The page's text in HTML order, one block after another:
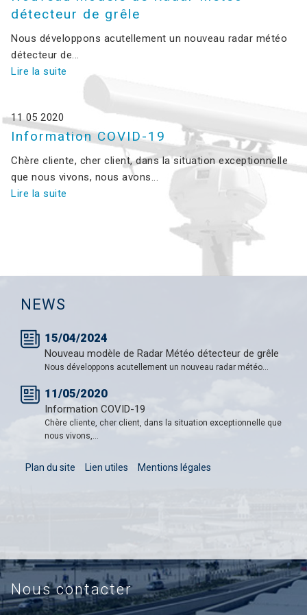
détecteur de grêle
Nous développons acutellement un nouveau radar météo
détecteur de...
Lire la suite
11 05 2020
Information COVID-19
Chère cliente, cher client, dans la situation exceptionnelle
que nous vivons, nous avons...
Lire la suite
Nous contacter
NEWS
15/04/2024
Nouveau modèle de Radar Météo détecteur de grêle
Nous développons acutellement un nouveau radar météo...
11/05/2020
Information COVID-19
Chère cliente, cher client, dans la situation exceptionnelle que
nous vivons,...
Plan du site Lien utiles Mentions légales